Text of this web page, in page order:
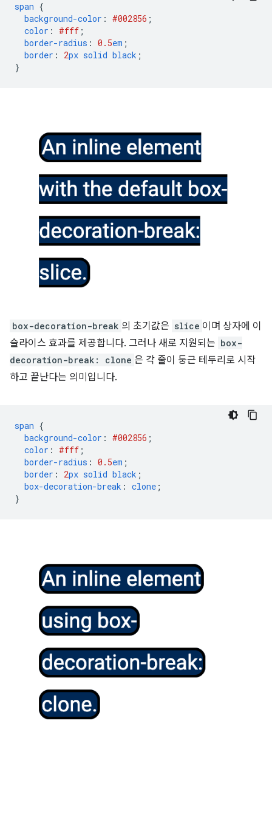
span {
background-color : #002856 ;
color : #fff ;
border-radius : 0.5em ;
border : 2px solid black ;
}
box-decoration-break 의 초기값은 slice 이며 상자에 이
슬라이스 효과를 제공합니다. 그러나 새로 지원되는 box-
decoration-break: clone 은 각 줄이 둥근 테두리로 시작
하고 끝난다는 의미입니다.
span {
background-color : #002856 ;
color : #fff ;
border-radius : 0.5em ;
border : 2px solid black ;
box-decoration-break : clone ;
}